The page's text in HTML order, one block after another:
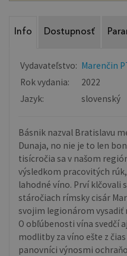
Info Dostupnosť
Vydavateľstvo: Marenčin
Rok vydania:
2022
Jazyk:
slovenský
Básnik nazval Bratislavu
Dunaja, no nie je to len
tisícročia sa v našom
výsledkom pracovitých
lahodné víno. Prví klčovali
stáročiach rímsky cisár
svojim legionárom
O obľúbenosti vína svedčí
modlitby za víno ešte z
panovníci výnosmi